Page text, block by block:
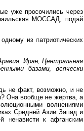
уже просочились через
МОССАД, подай
из патриотических
Иран, Центральная
базами, всячески
не факт, возможно, и не
Она вообще не жертва, а
волнениями
Средней Азии Запад и
ненависти к афганским